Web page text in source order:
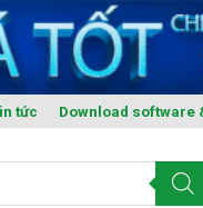
tức Download software